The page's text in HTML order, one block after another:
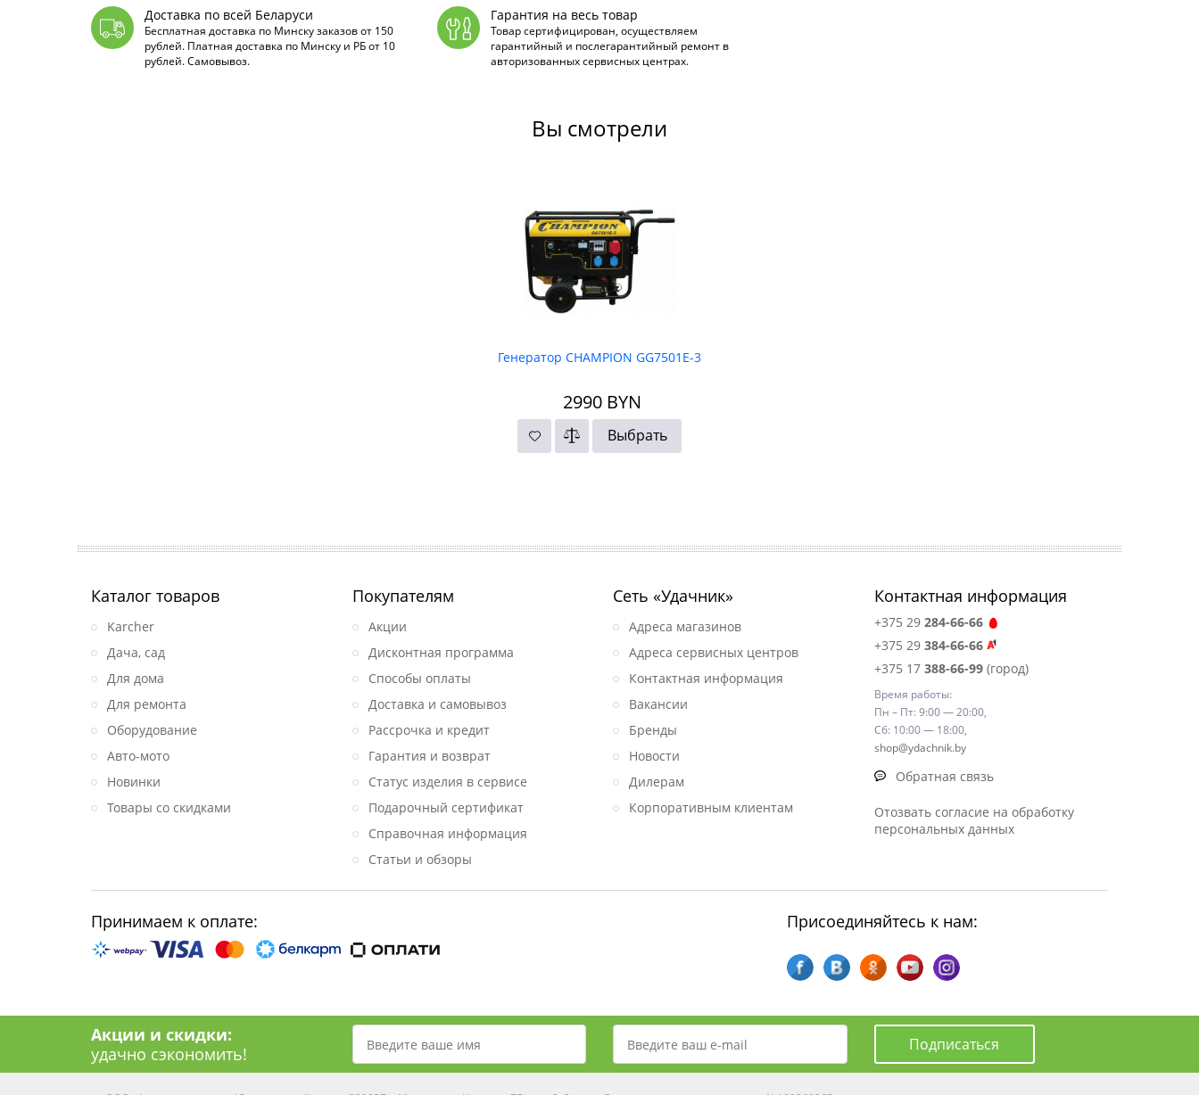
Доставка по всей Беларуси
Бесплатная доставка по Минску заказов от 150
рублей. Платная доставка по Минску и РБ от 10
рублей. Самовывоз.
Гарантия на весь товар
Товар сертифицирован, осуществляем
гарантийный и послегарантийный ремонт в
авторизованных сервисных центрах.
Вы смотрели
Генератор CHAMPION GG7501E-3
2990 BYN
Выбрать
Каталог товаров
Karcher
Дача, сад
Для дома
Для ремонта
Оборудование
Авто-мото
Новинки
Товары со скидками
Покупателям
Акции
Дисконтная программа
Способы оплаты
Доставка и самовывоз
Рассрочка и кредит
Гарантия и возврат
Статус изделия в сервисе
Подарочный сертификат
Справочная информация
Статьи и обзоры
Сеть «Удачник»
Адреса магазинов
Адреса сервисных центров
Контактная информация
Вакансии
Бренды
Новости
Дилерам
Корпоративным клиентам
Контактная информация
+375 29 284-66-66
+375 29 384-66-66
+375 17 388-66-99(город)
Время работы:
Пн – Пт: 9:00 — 20:00,
Сб: 10:00 — 18:00,
shop@ydachnik.by
Обратная связь
Отозвать согласие на обработку
персональных данных
Принимаем к оплате: Присоединяйтесь к нам:
Акции и скидки:
удачно сэкономить!
Подписаться